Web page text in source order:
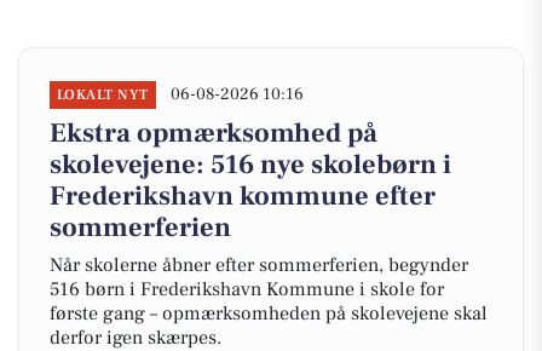
LOKALT NYT 06-08-2026 10:16
Ekstra opmærksomhed på
skolevejene: 516 nye skolebørn i
Frederikshavn kommune efter
sommerferien
Når skolerne åbner efter sommerferien, begynder
516 børn i Frederikshavn Kommune i skole for
første gang – opmærksomheden på skolevejene skal
derfor igen skærpes.